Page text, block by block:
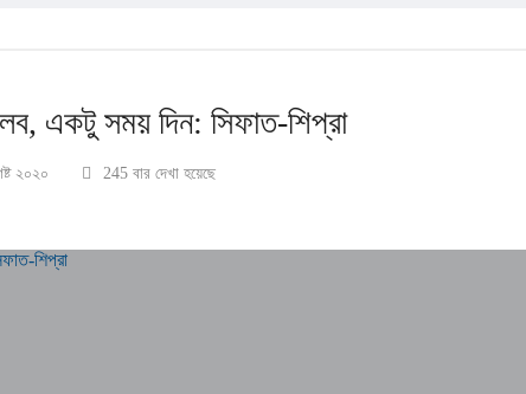
একটু সময় দিন: সিফাত-শিপ্রা
২০২০ 245 বার দেখা হয়েছে